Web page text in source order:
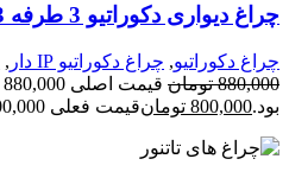
چراغ دیواری دکوراتیو 3 طرفه 3 وات SMD
چراغ دکوراتیو, چراغ دکوراتیو IP دار ,
880,000 تومان
بود.800,000 تومانقیمت فعلی 800,000 تومان است.